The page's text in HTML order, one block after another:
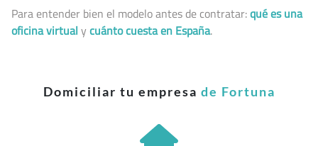
Para entender bien el modelo antes de contratar:qué es una
oficina virtual ycuánto cuesta en España.
Domiciliar tu empresa de Fortuna